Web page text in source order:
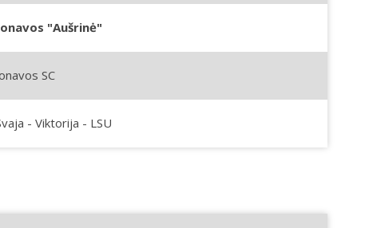
"Aušrinė"
SC
- Viktorija - LSU